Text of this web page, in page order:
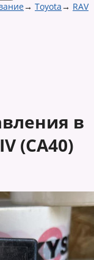
→ Toyota→ RAV
в
(CA40)